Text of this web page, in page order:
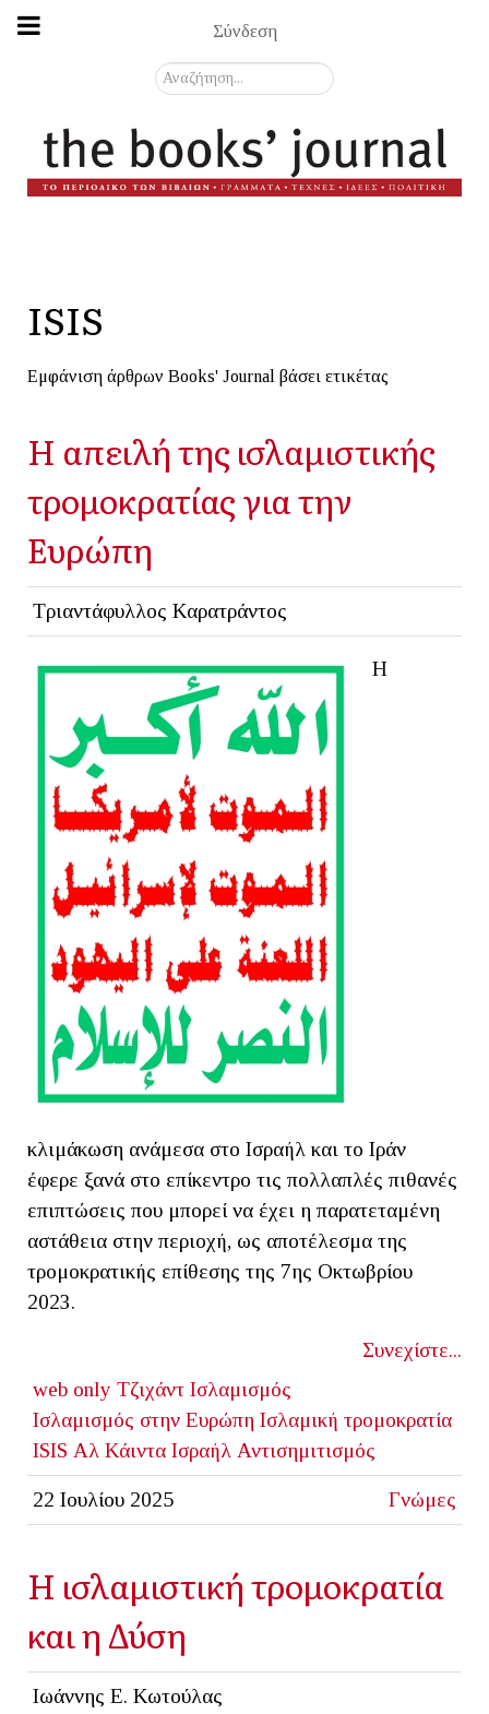
Σύνδεση
Αναζήτηση...
ISIS
Εμφάνιση άρθρων Books' Journal βάσει ετικέτας
Η απειλή της ισλαμιστικής
τρομοκρατίας για την
Ευρώπη
Τριαντάφυλλος Καρατράντος
Η
κλιμάκωση ανάμεσα στο Ισραήλ και το Ιράν
έφερε ξανά στο επίκεντρο τις πολλαπλές πιθανές
επιπτώσεις που μπορεί να έχει η παρατεταμένη
αστάθεια στην περιοχή, ως αποτέλεσμα της
τρομοκρατικής επίθεσης της 7ης Οκτωβρίου
2023.
Συνεχίστε...
web only Τζιχάντ Ισλαμισμός
Ισλαμισμός στην Ευρώπη Ισλαμική τρομοκρατία
ISIS Αλ Κάιντα Ισραήλ Αντισημιτισμός
22 Ιουλίου 2025 Γνώμες
Η ισλαμιστική τρομοκρατία
και η Δύση
Ιωάννης Ε. Κωτούλας